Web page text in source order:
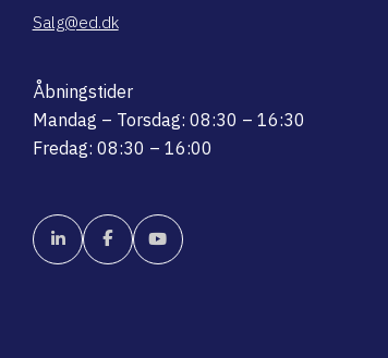
Salg@ed.dk
Åbningstider
Mandag – Torsdag: 08:30 – 16:30
Fredag: 08:30 – 16:00